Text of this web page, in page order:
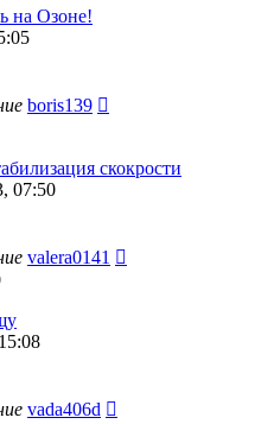
на Озоне!
boris139
скокрости
07:50
valera0141
vada406d